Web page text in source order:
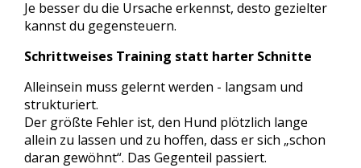
Je besser du die Ursache erkennst, desto gezielter
kannst du gegensteuern.
Schrittweises Training statt harter Schnitte
Alleinsein muss gelernt werden - langsam und
strukturiert.
Der größte Fehler ist, den Hund plötzlich lange
allein zu lassen und zu hoffen, dass er sich „schon
daran gewöhnt“. Das Gegenteil passiert.